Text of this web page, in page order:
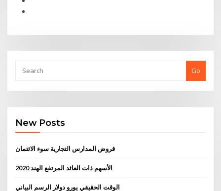
Go
New Posts
قروض المدارس التجارية سوء الائتمان
الأسهم ذات العائد المرتفع الهند 2020
الوقت الحقيقي يورو دولار الرسم البياني